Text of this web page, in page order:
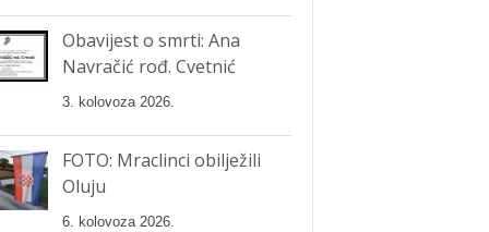
Obavijest o smrti: Ana
Navračić rođ. Cvetnić
3. kolovoza 2026.
FOTO: Mraclinci obilježili
Oluju
6. kolovoza 2026.